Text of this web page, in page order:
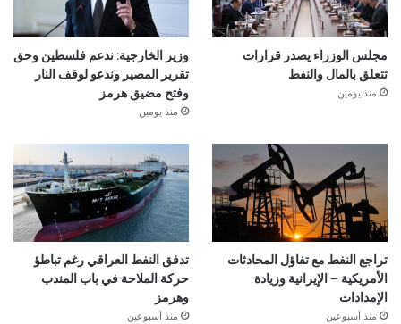
مجلس الوزراء يصدر قرارات
تتعلق بالمال والنفط
منذ يومين
وزير الخارجية: ندعم فلسطين وحق
تقرير المصير وندعو لوقف النار
وفتح مضيق هرمز
منذ يومين
تراجع النفط مع تفاؤل المحادثات
الأمريكية – الإيرانية وزيادة
الإمدادات
منذ أسبوعين
تدفق النفط العراقي رغم تباطؤ
حركة الملاحة في باب المندب
وهرمز
منذ أسبوعين